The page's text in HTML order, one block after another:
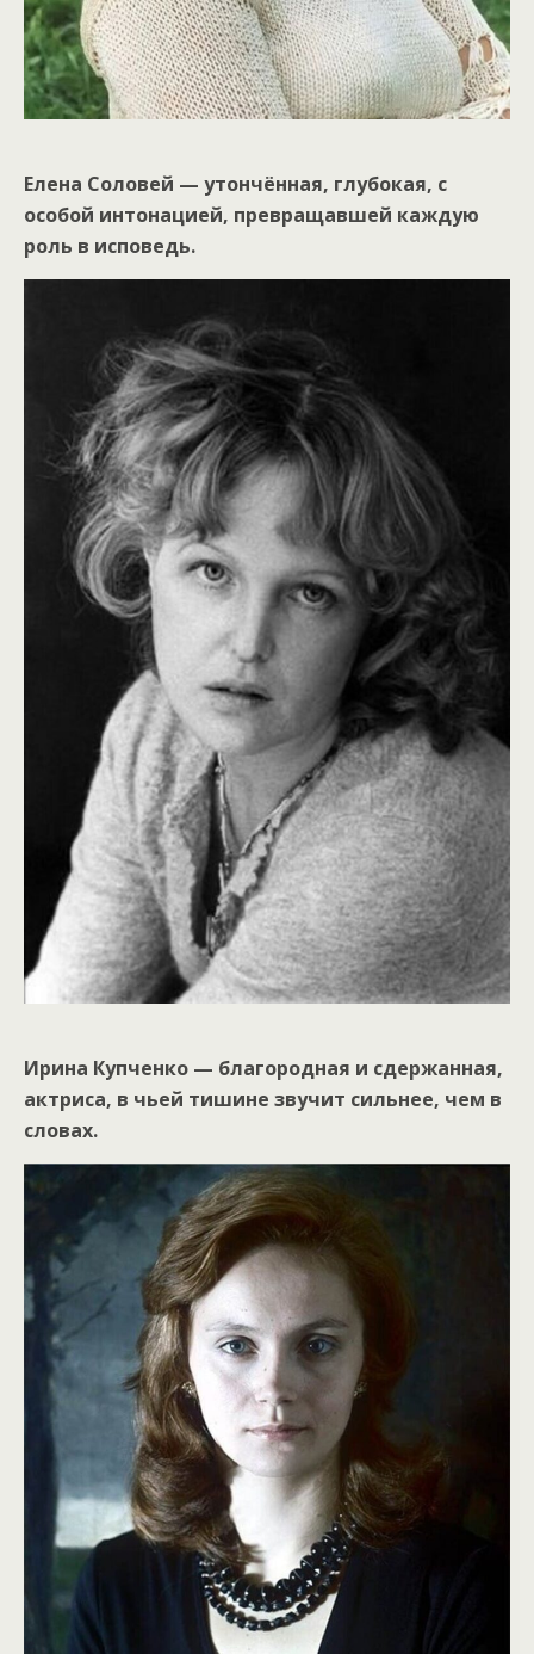
Елена Соловей — утончённая, глубокая, с
особой интонацией, превращавшей каждую
роль в исповедь.
Ирина Купченко — благородная и сдержанная,
актриса, в чьей тишине звучит сильнее, чем в
словах.